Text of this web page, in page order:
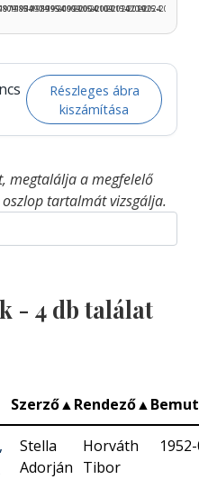
1985–1989
1990–1994
1995–1999
2000–2004
2005–2009
2010–2014
2015–2019
2020–2024
2025–2026
Részleges ábra
kiszámítása
megtalálja a megfelelő
tartalmát vizsgálja.
- 4db találat
Szerző▲Rendező▲
Stella
Adorján
Horváth